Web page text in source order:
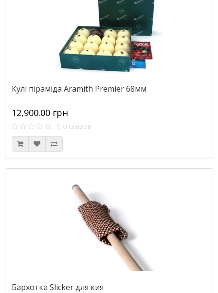
Кулі піраміда Aramith Premier 68мм
12,900.00 грн
0 отзывов
Бархотка Slicker для кия